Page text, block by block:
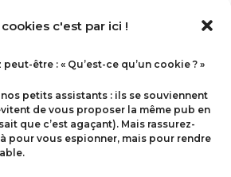
cookies c'est par ici !
être : « Qu’est-ce qu’un cookie ? »
petits assistants : ils se souviennent
de vous proposer la même pub en
que c’est agaçant). Mais rassurez-
pour vous espionner, mais pour rendre